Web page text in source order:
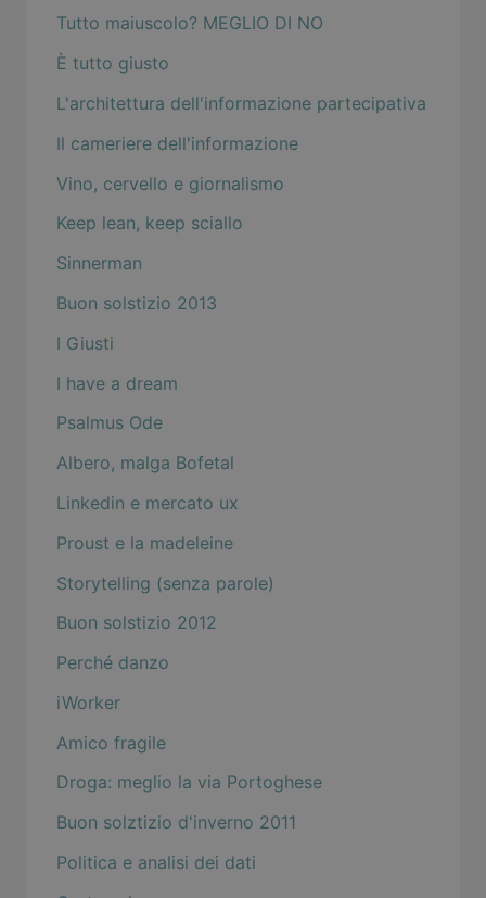
Tutto maiuscolo? MEGLIO DI NO
È tutto giusto
L'architettura dell'informazione partecipativa
Il cameriere dell'informazione
Vino, cervello e giornalismo
Keep lean, keep sciallo
Sinnerman
Buon solstizio 2013
I Giusti
I have a dream
Psalmus Ode
Albero, malga Bofetal
Linkedin e mercato ux
Proust e la madeleine
Storytelling (senza parole)
Buon solstizio 2012
Perché danzo
iWorker
Amico fragile
Droga: meglio la via Portoghese
Buon solztizio d'inverno 2011
Politica e analisi dei dati